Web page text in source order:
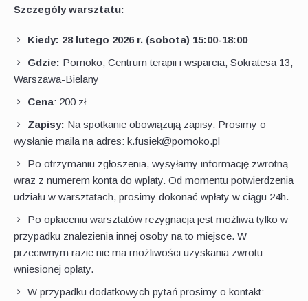
Szczegóły warsztatu:
Kiedy: 28 lutego 2026 r. (sobota) 15:00-18:00
Gdzie: Pomoko, Centrum terapii i wsparcia, Sokratesa 13,
Warszawa-Bielany
Cena: 200 zł
Zapisy: Na spotkanie obowiązują zapisy. Prosimy o
wysłanie maila na adres: k.fusiek@pomoko.pl
Po otrzymaniu zgłoszenia, wysyłamy informację zwrotną
wraz z numerem konta do wpłaty. Od momentu potwierdzenia
udziału w warsztatach, prosimy dokonać wpłaty w ciągu 24h.
Po opłaceniu warsztatów rezygnacja jest możliwa tylko w
przypadku znalezienia innej osoby na to miejsce. W
przeciwnym razie nie ma możliwości uzyskania zwrotu
wniesionej opłaty.
W przypadku dodatkowych pytań prosimy o kontakt: